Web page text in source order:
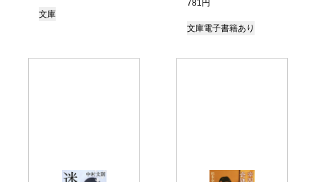
文庫
781円
文庫電子書籍あり